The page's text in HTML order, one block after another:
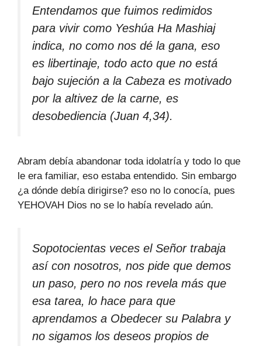
Entendamos que fuimos redimidos
para vivir como Yeshúa Ha Mashiaj
indica, no como nos dé la gana, eso
es libertinaje, todo acto que no está
bajo sujeción a la Cabeza es motivado
por la altivez de la carne, es
desobediencia (Juan 4,34).
Abram debía abandonar toda idolatría y todo lo que
le era familiar, eso estaba entendido. Sin embargo
¿a dónde debía dirigirse? eso no lo conocía, pues
YEHOVAH Dios no se lo había revelado aún.
Sopotocientas veces el Señor trabaja
así con nosotros, nos pide que demos
un paso, pero no nos revela más que
esa tarea, lo hace para que
aprendamos a Obedecer su Palabra y
no sigamos los deseos propios de